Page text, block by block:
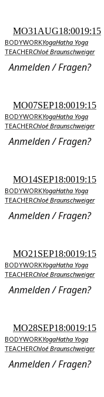
MO31 AUG18:0019:15
BODYWORKYogaHatha Yoga
TEACHERChloé Braunschweiger
Anmelden / Fragen?
MO07SEP18:0019:15
BODYWORKYogaHatha Yoga
TEACHERChloé Braunschweiger
Anmelden / Fragen?
MO14SEP18:0019:15
BODYWORKYogaHatha Yoga
TEACHERChloé Braunschweiger
Anmelden / Fragen?
MO21 SEP18:0019:15
BODYWORKYogaHatha Yoga
TEACHERChloé Braunschweiger
Anmelden / Fragen?
MO28SEP18:0019:15
BODYWORKYogaHatha Yoga
TEACHERChloé Braunschweiger
Anmelden / Fragen?